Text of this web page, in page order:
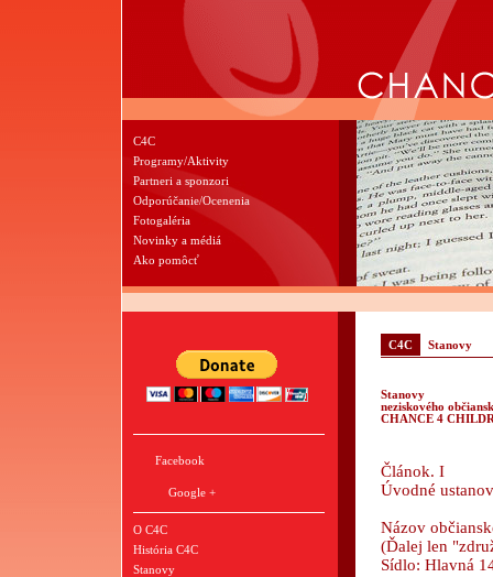
C4C
Programy/Aktivity
Partneri a sponzori
Odporúčanie/Ocenenia
Fotogaléria
Novinky a médiá
Ako pomôcť
Facebook
Google +
O C4C
História C4C
Stanovy
C4C Stanovy
Stanovy
neziskového
CHANCE 4
Článok. I
Úvodné
Názov
(Ďalej len
Sídlo: Hlavná